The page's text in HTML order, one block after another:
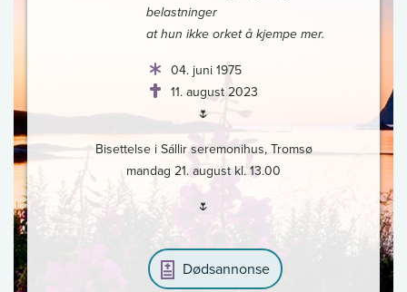
belastninger
at hun ikke orket å kjempe mer.
04. juni 1975
11. august 2023
🌷
Bisettelse i Sállir seremonihus, Tromsø
mandag 21. august kl. 13.00
🌷
Dødsannonse